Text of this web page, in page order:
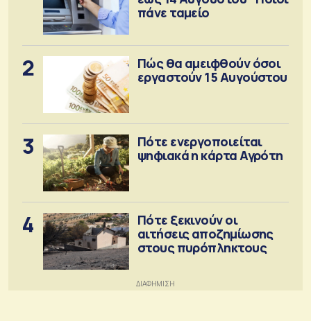
πάνε ταμείο
2
Πώς θα αμειφθούν όσοι
εργαστούν 15 Αυγούστου
3
Πότε ενεργοποιείται
ψηφιακά η κάρτα Αγρότη
4
Πότε ξεκινούν οι
αιτήσεις αποζημίωσης
στους πυρόπληκτους